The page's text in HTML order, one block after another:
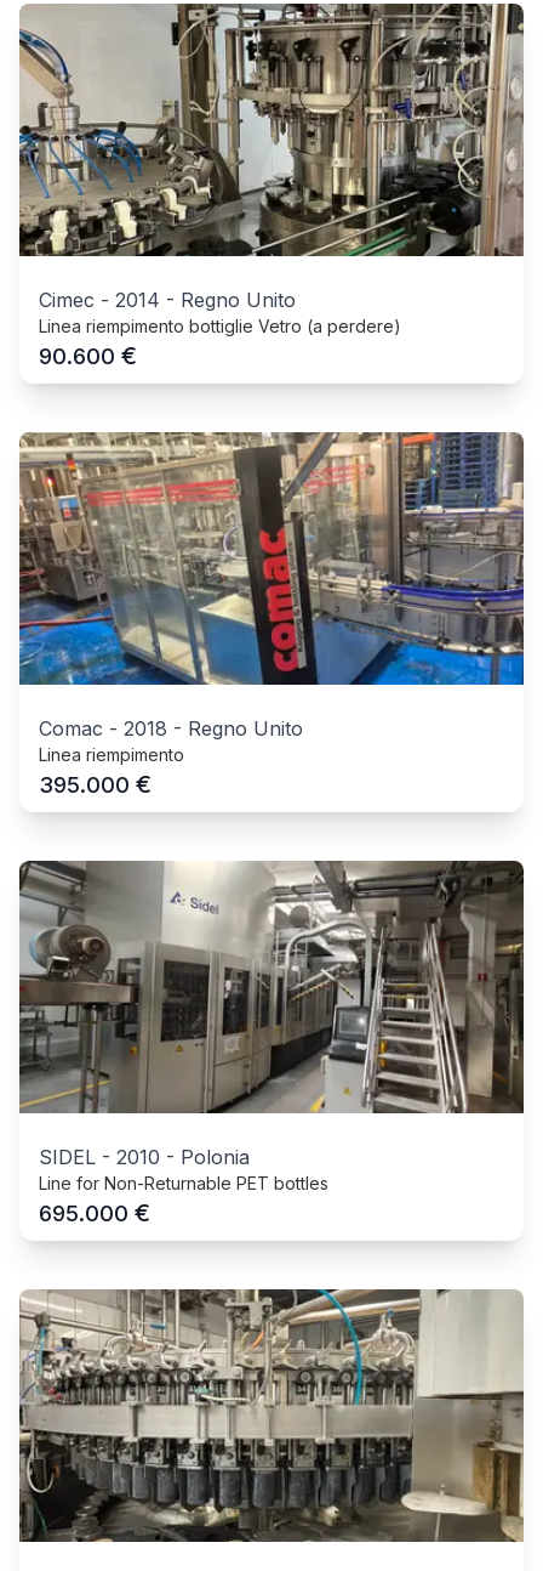
Cimec - 2014 - Regno Unito
Linea riempimento bottiglie Vetro (a perdere)
90.600 €
Comac - 2018 - Regno Unito
Linea riempimento
395.000 €
SIDEL - 2010 - Polonia
Line for Non-Returnable PET bottles
695.000 €